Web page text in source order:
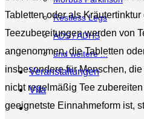
Restless Legs
ADS / ADHS
und weitere ...
Veranstaltungen
Vita
Tabletten oder als
Teezubereitungen werden von
angenommen, die Tabletten
insbesondere für Menschen,
nicht regelmäßig Tee
geeignetste Einnahmeform ist,